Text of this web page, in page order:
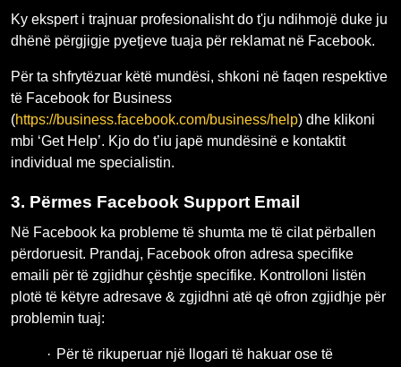
Ky ekspert i trajnuar profesionalisht do t'ju ndihmojë duke ju
dhënë përgjigje pyetjeve tuaja për reklamat në Facebook.
Për ta shfrytëzuar këtë mundësi, shkoni në faqen respektive
të Facebook for Business
(https://business.facebook.com/business/help) dhe klikoni
mbi ‘Get Help’. Kjo do t’iu japë mundësinë e kontaktit
individual me specialistin.
3. Përmes Facebook Support Email
Në Facebook ka probleme të shumta me të cilat përballen
përdoruesit. Prandaj, Facebook ofron adresa specifike
emaili për të zgjidhur çështje specifike. Kontrolloni listën
plotë të këtyre adresave & zgjidhni atë që ofron zgjidhje për
problemin tuaj:
· Për të rikuperuar një llogari të hakuar ose të